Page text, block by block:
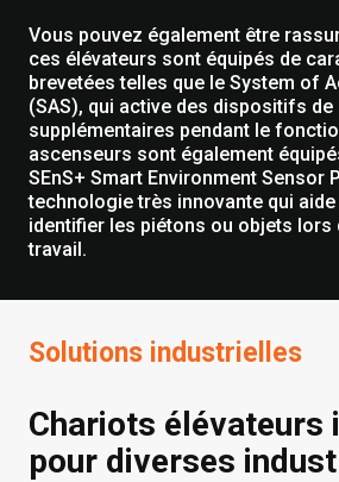
Vous pouvez également être
ces élévateurs sont équipés de
brevetées telles que le System of
(SAS), qui active des dispositifs
supplémentaires pendant le
ascenseurs sont également
SEnS+ Smart Environment Sensor
technologie très innovante qui
identifier les piétons ou objets lors
travail.
Solutions industrielles
Chariots élévateurs
pour diverses